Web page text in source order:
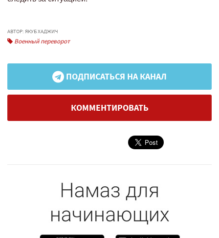
АВТОР: ЯКУБ ХАДЖИЧ
Военный переворот
ПОДПИСАТЬСЯ НА КАНАЛ
КОММЕНТИРОВАТЬ